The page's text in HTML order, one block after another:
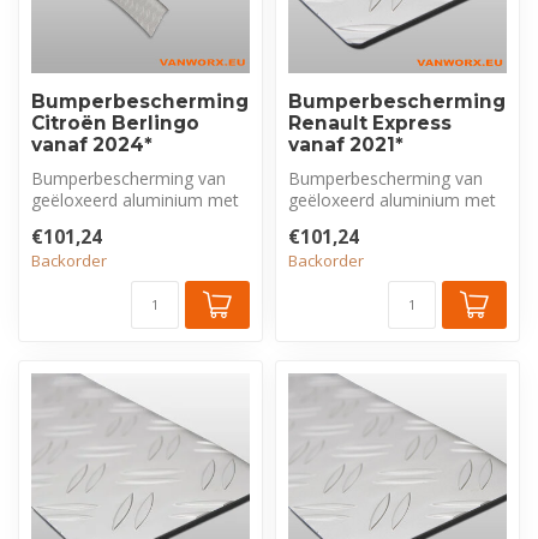
Bumperbescherming
Citroën Berlingo
vanaf 2024*
Bumperbescherming van
geëloxeerd aluminium met
Ber...
€101,24
Backorder
Bumperbescherming
Renault Express
vanaf 2021*
Bumperbescherming van
geëloxeerd aluminium met
Ren...
€101,24
Backorder